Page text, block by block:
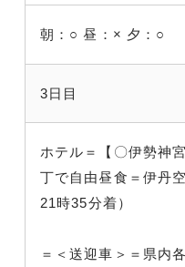
朝：○ 昼：× 夕：○
3日目
ホテル＝【〇伊勢神
丁で自由昼食＝伊丹
21時35分着）
＝＜送迎車＞＝県内